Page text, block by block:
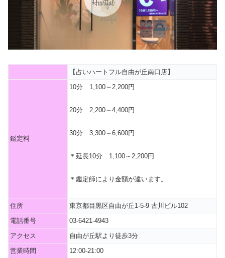
【占いハートフル自由が丘南口店】
鑑定料
10分 1,100～2,200円
20分 2,200～4,400円
30分 3,300～6,600円
＊延長10分 1,100～2,200円
＊鑑定師により金額が違います。
住所
東京都目黒区自由が丘1-5-9 古川ビル102
電話番号
03-6421-4943
アクセス
自由が丘駅より徒歩3分
営業時間
12:00-21:00